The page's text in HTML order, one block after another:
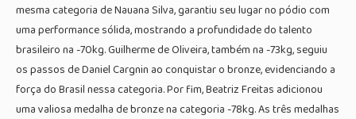
mesma categoria de Nauana Silva, garantiu seu lugar no pódio com
uma performance sólida, mostrando a profundidade do talento
brasileiro na -70kg. Guilherme de Oliveira, também na -73kg, seguiu
os passos de Daniel Cargnin ao conquistar o bronze, evidenciando a
força do Brasil nessa categoria. Por fim, Beatriz Freitas adicionou
uma valiosa medalha de bronze na categoria -78kg. As três medalhas